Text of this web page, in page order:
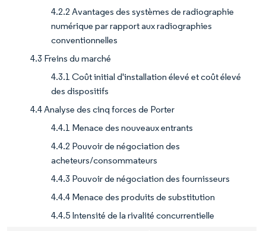
4.2.2 Avantages des systèmes de radiographie
numérique par rapport aux radiographies
conventionnelles
4.3 Freins du marché
4.3.1 Coût initial d'installation élevé et coût élevé
des dispositifs
4.4 Analyse des cinq forces de Porter
4.4.1 Menace des nouveaux entrants
4.4.2 Pouvoir de négociation des
acheteurs/consommateurs
4.4.3 Pouvoir de négociation des fournisseurs
4.4.4 Menace des produits de substitution
4.4.5 Intensité de la rivalité concurrentielle